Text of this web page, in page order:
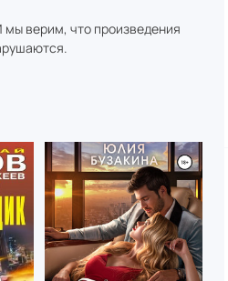
мы верим, что произведения